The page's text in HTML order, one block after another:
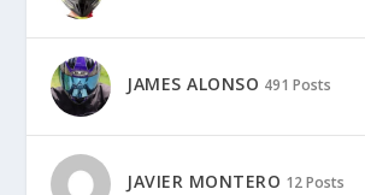
JAMES ALONSO 491 Posts
JAVIER MONTERO 12 Posts